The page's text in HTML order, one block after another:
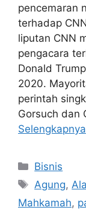
pencemaran
terhadap
liputan CNN
pengacara
Donald
2020.
perintah
Gorsuch dan
Selengkapnya
Kategori
Bisnis
Tag
Agung,
Mahkamah,